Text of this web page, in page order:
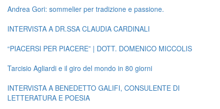
Andrea Gori: sommelier per tradizione e passione.
INTERVISTA A DR.SSA CLAUDIA CARDINALI
“PIACERSI PER PIACERE” | DOTT. DOMENICO MICCOLIS
Tarcisio Agliardi e il giro del mondo in 80 giorni
INTERVISTA A BENEDETTO GALIFI, CONSULENTE DI
LETTERATURA E POESIA